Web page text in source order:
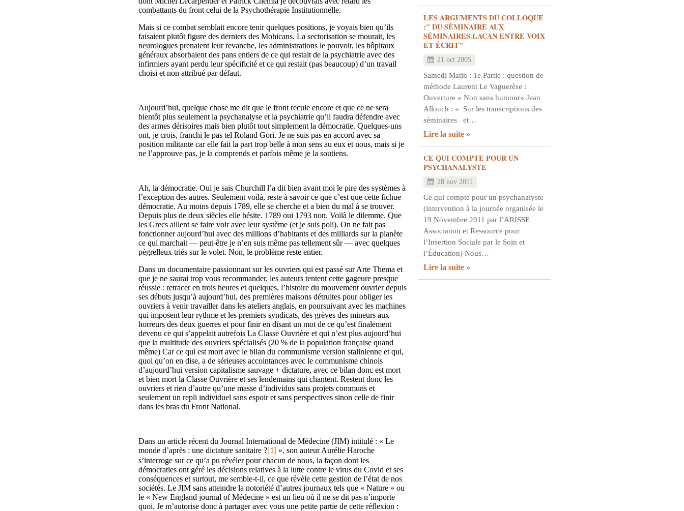
combattants du front celui de la Psychothérapie Institutionnelle.
Mais si ce combat semblait encore tenir quelques positions, je voyais bien qu’ils
faisaient plutôt figure des derniers des Mohicans. La sectorisation se mourait, les
neurologues prenaient leur revanche, les administrations le pouvoir, les hôpitaux
généraux absorbaient des pans entiers de ce qui restait de la psychiatrie avec des
infirmiers ayant perdu leur spécificité et ce qui restait (pas beaucoup) d’un travail
choisi et non attribué par défaut.
Aujourd’hui, quelque chose me dit que le front recule encore et que ce ne sera
bientôt plus seulement la psychanalyse et la psychiatrie qu’il faudra défendre avec
des armes dérisoires mais bien plutôt tout simplement la démocratie. Quelques-uns
ont, je crois, franchi le pas tel Roland Gori. Je ne suis pas en accord avec sa
position militante car elle fait la part trop belle à mon sens au eux et nous, mais si je
ne l’approuve pas, je la comprends et parfois même je la soutiens.
Ah, la démocratie. Oui je sais Churchill l’a dit bien avant moi le pire des systèmes à
l’exception des autres. Seulement voilà, reste à savoir ce que c’est que cette fichue
démocratie. Au moins depuis 1789, elle se cherche et a bien du mal à se trouver.
Depuis plus de deux siècles elle hésite. 1789 oui 1793 non. Voilà le dilemme. Que
les Grecs aillent se faire voir avec leur système (et je suis poli). On ne fait pas
fonctionner aujourd’hui avec des millions d’habitants et des milliards sur la planète
ce qui marchait — peut-être je n’en suis même pas tellement sûr — avec quelques
pègrelleux triés sur le volet. Non, le problème reste entier.
Dans un documentaire passionnant sur les ouvriers qui est passé sur Arte Thema et
que je ne saurai trop vous recommander, les auteurs tentent cette gageure presque
réussie : retracer en trois heures et quelques, l’histoire du mouvement ouvrier depuis
ses débuts jusqu’à aujourd’hui, des premières maisons détruites pour obliger les
ouvriers à venir travailler dans les ateliers anglais, en poursuivant avec les machines
qui imposent leur rythme et les premiers syndicats, des grèves des mineurs aux
horreurs des deux guerres et pour finir en disant un mot de ce qu’est finalement
devenu ce qui s’appelait autrefois La Classe Ouvrière et qui n’est plus aujourd’hui
que la multitude des ouvriers spécialisés (20 % de la population française quand
même) Car ce qui est mort avec le bilan du communisme version stalinienne et qui,
quoi qu’on en dise, a de sérieuses accointances avec le communisme chinois
d’aujourd’hui version capitalisme sauvage + dictature, avec ce bilan donc est mort
et bien mort la Classe Ouvrière et ses lendemains qui chantent. Restent donc les
ouvriers et rien d’autre qu’une masse d’individus sans projets communs et
seulement un repli individuel sans espoir et sans perspectives sinon celle de finir
dans les bras du Front National.
Dans un article récent du Journal International de Médecine (JIM) intitulé : « Le
monde d’après : une dictature sanitaire ? [1]
», son auteur Aurélie Haroche
s’interroge sur ce qu’a pu révéler pour chacun de nous, la façon dont les
démocraties ont géré les décisions relatives à la lutte contre le virus du Covid et ses
conséquences et surtout, me semble-t-il, ce que révèle cette gestion de l’état de nos
sociétés. Le JIM sans atteindre la notoriété d’autres journaux tels que « Nature » ou
le « New England journal of Médecine » est un lieu où il ne se dit pas n’importe
quoi. Je m’autorise donc à partager avec vous une petite partie de cette réflexion :
LES ARGUMENTS DU COLLOQUE
:" DU SÉMINAIRE AUX
SÉMINAIRES.LACAN ENTRE VOIX
ET ÉCRIT"
21 oct 2005
Samedi Matin : 1e Partie : question de
méthode Laurent Le Vaguerèse :
Ouverture « Non sans humour» Jean
Allouch : « Sur les transcriptions des
séminaires et…
Lire la suite
CE QUI COMPTE POUR UN
PSYCHANALYSTE
28 nov 2011
Ce qui compte pour un psychanalyste
(intervention à la journée organisée le
19 Novembre 2011 par l’ARISSE
Association et Ressource pour
l’Insertion Sociale par le Soin et
l’Éducation) Nous…
Lire la suite